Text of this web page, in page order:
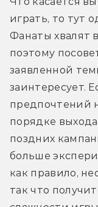
играть, то тут
Фанаты хвалят
поэтому
заявленной
заинтересует.
предпочтений
порядке
поздних
больше
как правило,
так что